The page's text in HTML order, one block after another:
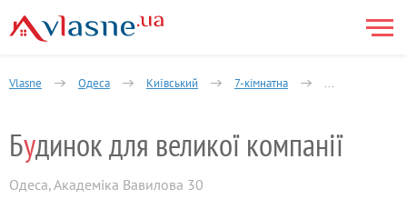
Vlasne Одеса Київський 7-кімнатна Академіка
Будинок для великої компанії
Одеса,Академіка Вавилова 30